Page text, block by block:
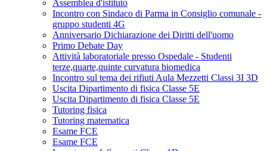
Assemblea d'istituto
Incontro con Sindaco di Parma in Consiglio comunale -
gruppo studenti 4G
Anniversario Dichiarazione dei Diritti dell'uomo
Primo Debate Day
Attività laboratoriale presso Ospedale - Studenti
terze,quarte,quinte curvatura biomedica
Incontro sul tema dei rifiuti Aula Mezzetti Classi 3I 3D
Uscita Dipartimento di fisica Classe 5E
Uscita Dipartimento di fisica Classe 5E
Tutoring fisica
Tutoring matematica
Esame FCE
Esame FCE